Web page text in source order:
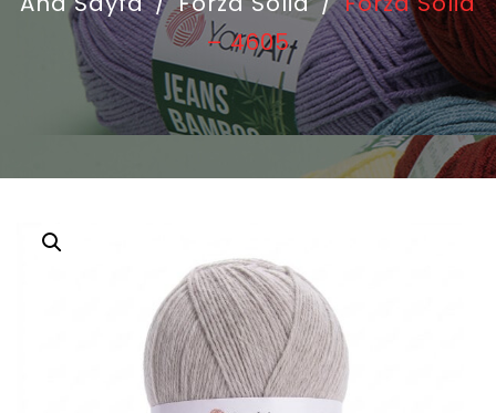
– 4605